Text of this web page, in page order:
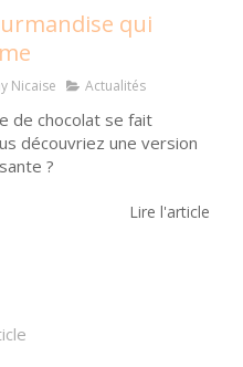
qui
Nicaise Actualités
de chocolat se fait
découvriez une version
?
Lire l'article